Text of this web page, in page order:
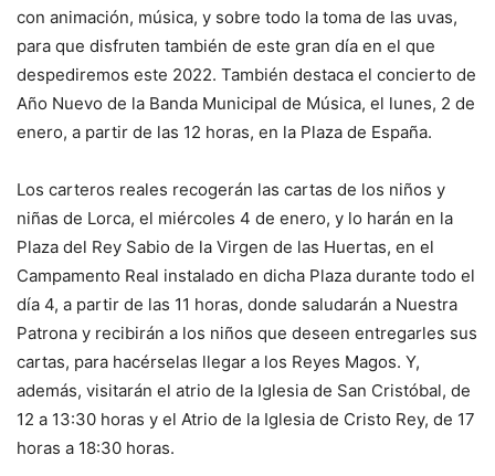
con animación, música, y sobre todo la toma de las uvas,
para que disfruten también de este gran día en el que
despediremos este 2022. También destaca el concierto de
Año Nuevo de la Banda Municipal de Música, el lunes, 2 de
enero, a partir de las 12 horas, en la Plaza de España.
Los carteros reales recogerán las cartas de los niños y
niñas de Lorca, el miércoles 4 de enero, y lo harán en la
Plaza del Rey Sabio de la Virgen de las Huertas, en el
Campamento Real instalado en dicha Plaza durante todo el
día 4, a partir de las 11 horas, donde saludarán a Nuestra
Patrona y recibirán a los niños que deseen entregarles sus
cartas, para hacérselas llegar a los Reyes Magos. Y,
además, visitarán el atrio de la Iglesia de San Cristóbal, de
12 a 13:30 horas y el Atrio de la Iglesia de Cristo Rey, de 17
horas a 18:30 horas.